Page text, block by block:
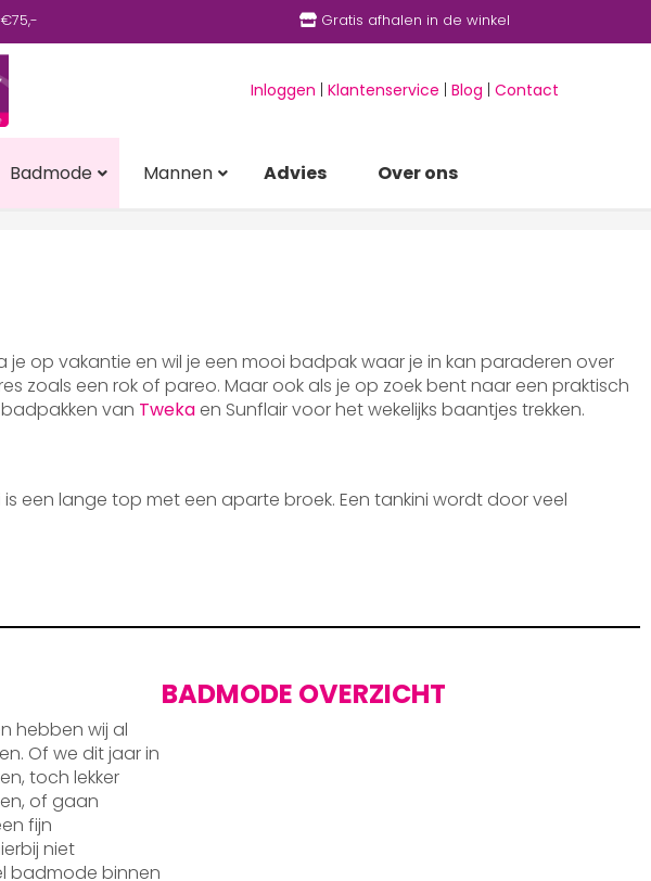
Gratis afhalen in de winkel
Inloggen Klantenservice Blog Contact
Badmode Mannen Advies Over ons
je op vakantie en wil je een mooi badpak waar je in kan paraderen over
zoals een rok of pareo. Maar ook als je op zoek bent naar een praktisch
van Tweka en Sunflair voor het wekelijks baantjes trekken.
een lange top met een aparte broek. Een tankini wordt door veel
hebben wij al
Of we dit jaar in
toch lekker
of gaan
fijn
niet
badmode binnen
BADMODE OVERZICHT